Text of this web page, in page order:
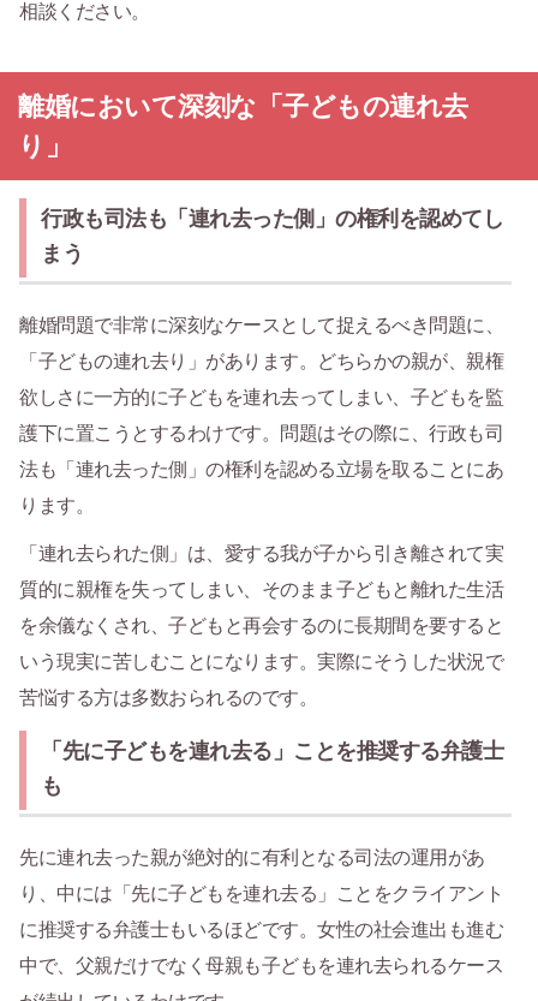
相談ください。
離婚において深刻な「子どもの連れ去
り」
行政も司法も「連れ去った側」の権利を認めてし
まう
離婚問題で非常に深刻なケースとして捉えるべき問題に、
「子どもの連れ去り」があります。どちらかの親が、親権
欲しさに一方的に子どもを連れ去ってしまい、子どもを監
護下に置こうとするわけです。問題はその際に、行政も司
法も「連れ去った側」の権利を認める立場を取ることにあ
ります。
「連れ去られた側」は、愛する我が子から引き離されて実
質的に親権を失ってしまい、そのまま子どもと離れた生活
を余儀なくされ、子どもと再会するのに長期間を要すると
いう現実に苦しむことになります。実際にそうした状況で
苦悩する方は多数おられるのです。
「先に子どもを連れ去る」ことを推奨する弁護士
も
先に連れ去った親が絶対的に有利となる司法の運用があ
り、中には「先に子どもを連れ去る」ことをクライアント
に推奨する弁護士もいるほどです。女性の社会進出も進む
中で、父親だけでなく母親も子どもを連れ去られるケース